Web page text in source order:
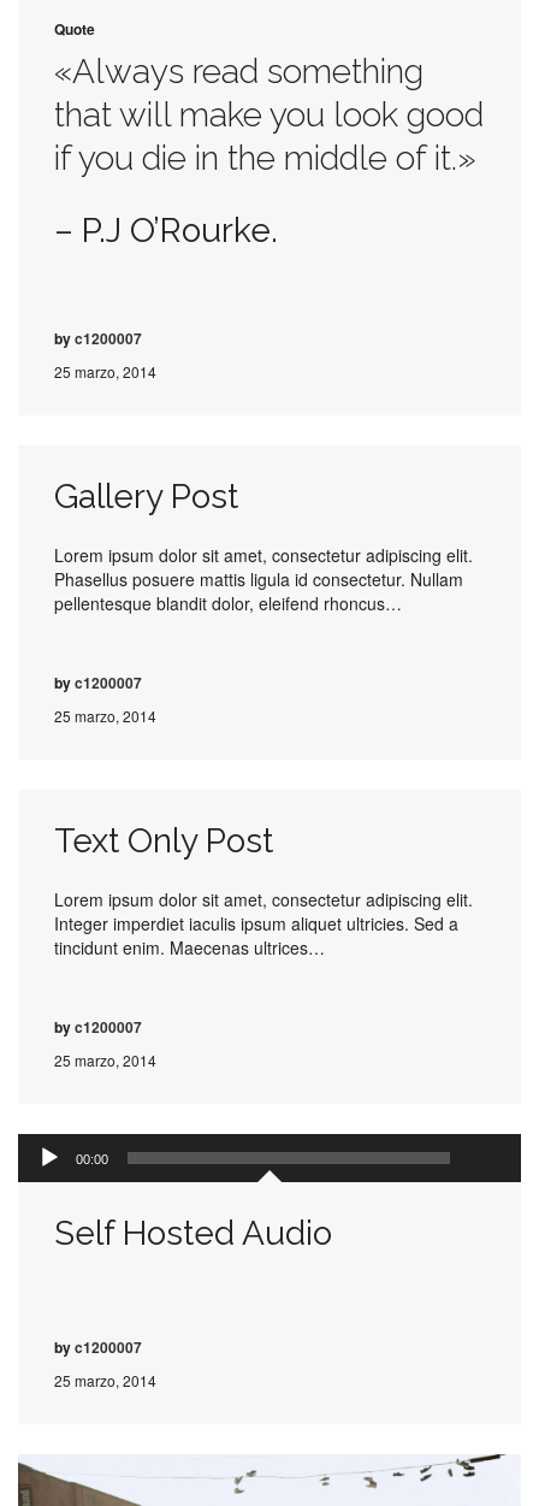
Quote
«Always read something
that will make you look good
if you die in the middle of it.»
– P.J O’Rourke.
25 marzo, 2014
byc1200007
Gallery Post
Lorem ipsum dolor sit amet, consectetur adipiscing elit.
Phasellus posuere mattis ligula id consectetur. Nullam
pellentesque blandit dolor, eleifend rhoncus…
25 marzo, 2014
byc1200007
Text Only Post
Lorem ipsum dolor sit amet, consectetur adipiscing elit.
Integer imperdiet iaculis ipsum aliquet ultricies. Sed a
tincidunt enim. Maecenas ultrices…
25 marzo, 2014
byc1200007
Reproductor
00:00
Self Hosted Audio
25 marzo, 2014
byc1200007